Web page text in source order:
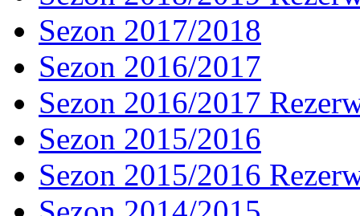
Sezon 2017/2018
Sezon 2016/2017
Sezon 2016/2017
Sezon 2015/2016
Sezon 2015/2016